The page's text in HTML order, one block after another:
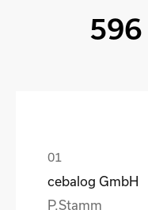
cebalog GmbH
P.Stamm